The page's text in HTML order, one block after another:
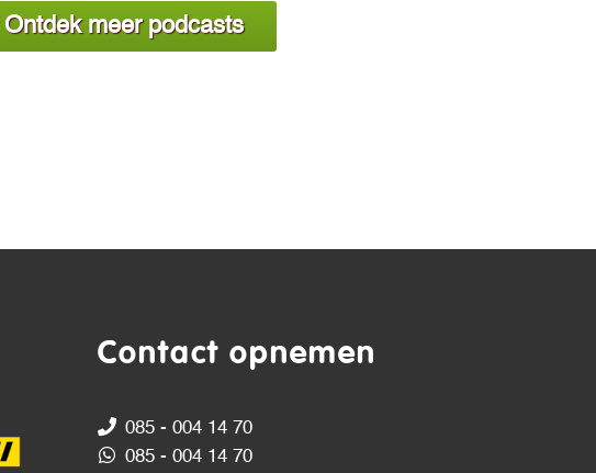
Ontdek meer podcasts
Contact opnemen
085 - 004 14 70
085 - 004 14 70